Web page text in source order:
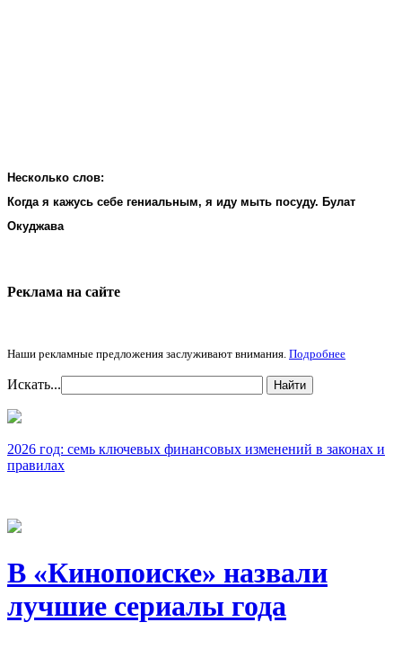
Несколько слов:
Когда я кажусь себе гениальным, я иду мыть посуду. Булат
Окуджава
Реклама на cайте
Наши рекламные предложения заслуживают внимания. Подробнее
Искать... Найти
2026 год: семь ключевых финансовых изменений в законах и
правилах
В «Кинопоиске» назвали
лучшие сериалы года